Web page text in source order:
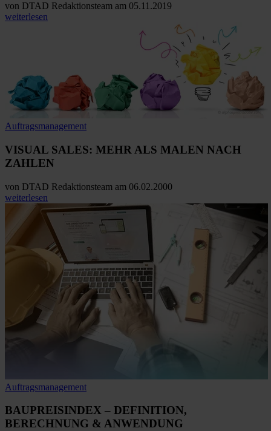
von DTAD Redaktionsteam am 05.11.2019
weiterlesen
Auftragsmanagement
VISUAL SALES: MEHR ALS MALEN NACH
ZAHLEN
von DTAD Redaktionsteam am 06.02.2000
weiterlesen
Auftragsmanagement
BAUPREISINDEX – DEFINITION,
BERECHNUNG & ANWENDUNG